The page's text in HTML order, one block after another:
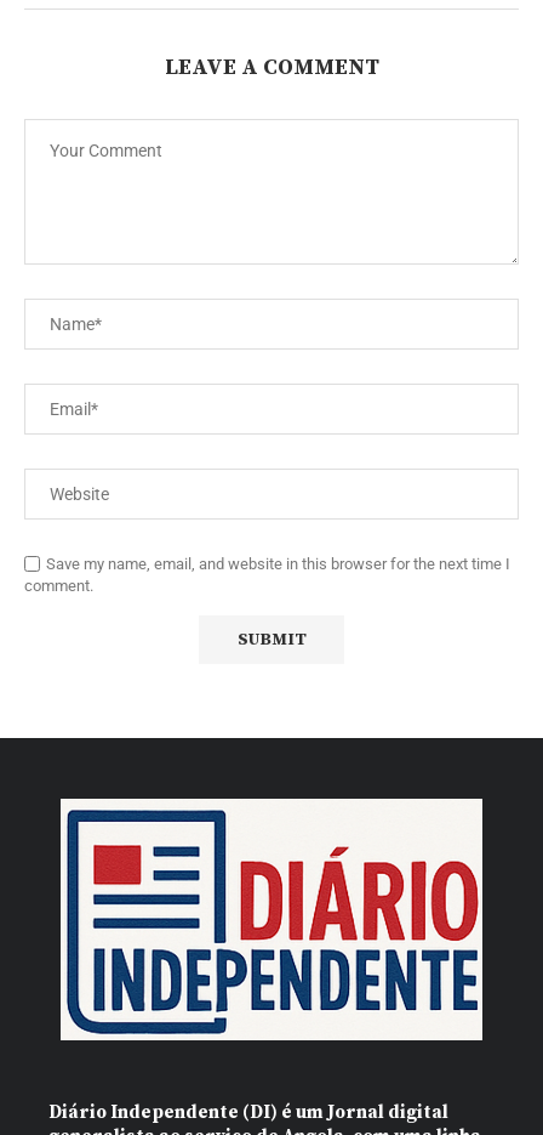
LEAVE A COMMENT
Save my name, email, and website in this browser for the next time I
comment.
Diário Independente (DI) é um Jornal digital